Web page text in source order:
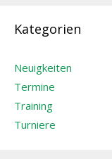
Kategorien
Neuigkeiten
Termine
Training
Turniere